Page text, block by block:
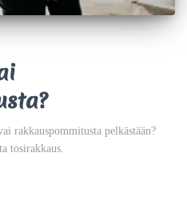
rakkauspommitusta pelkästään?
tosirakkaus.